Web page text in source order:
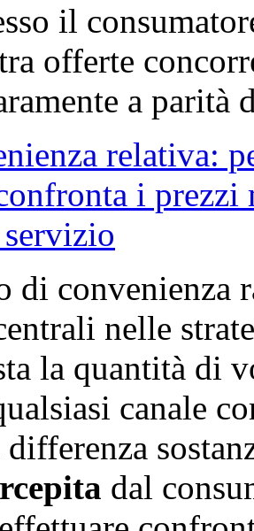
il
offerte
a parità
di convenienza
nelle
la quantità di
canale
differenza
dal